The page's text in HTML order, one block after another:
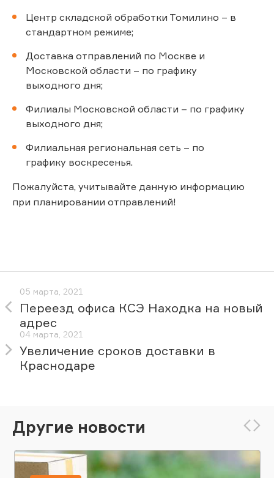
Центр складской обработки Томилино – в
стандартном режиме;
Доставка отправлений по Москве и
Московской области – по графику
выходного дня;
Филиалы Московской области – по графику
выходного дня;
Филиальная региональная сеть – по
графику воскресенья.
Пожалуйста, учитывайте данную информацию
при планировании отправлений!
05 марта, 2021
Переезд офиса КСЭ Находка на новый
адрес
04 марта, 2021
Увеличение сроков доставки в
Краснодаре
Другие новости